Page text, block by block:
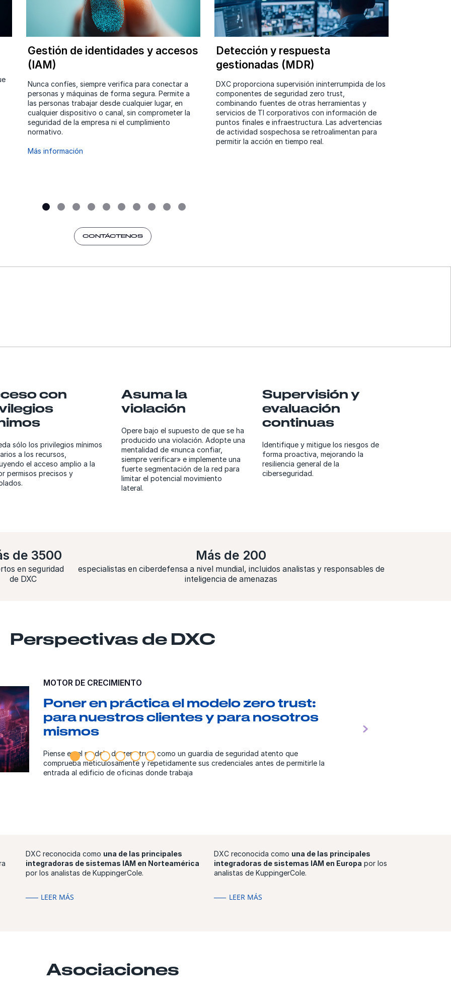
Gestión de identidades y accesos
(IAM)
Nunca confíes, siempre verifica para conectar a
personas y máquinas de forma segura. Permite a
las personas trabajar desde cualquier lugar, en
cualquier dispositivo o canal, sin comprometer la
seguridad de la empresa ni el cumplimiento
normativo.
Más información
Detección y respuesta
gestionadas (MDR)
DXC proporciona supervisión ininterrumpida de los
componentes de seguridad zero trust,
combinando fuentes de otras herramientas y
servicios de TI corporativos con información de
puntos finales e infraestructura. Las advertencias
de actividad sospechosa se retroalimentan para
permitir la acción en tiempo real.
CONTÁCTENOS
con
sólo los privilegios mínimos
a los recursos,
el acceso amplio a la
permisos precisos y
Asuma la
violación
Opere bajo el supuesto de que se ha
producido una violación. Adopte una
mentalidad de «nunca confiar,
siempre verificar» e implemente una
fuerte segmentación de la red para
limitar el potencial movimiento
lateral.
Supervisión y
evaluación
continuas
Identifique y mitigue los riesgos de
forma proactiva, mejorando la
resiliencia general de la
ciberseguridad.
de 3500
en seguridad
de DXC
Más de 200
especialistas en ciberdefensa a nivel mundial, incluidos analistas y responsables de
inteligencia de amenazas
Perspectivas de DXC
MOTOR DE CRECIMIENTO
Poner en práctica el modelo zero trust:
para nuestros clientes y para nosotros
mismos
Piense en el modelo de zero trust como un guardia de seguridad atento que
comprueba meticulosamente y repetidamente sus credenciales antes de permitirle la
entrada al edificio de oficinas donde trabaja
Next
DXC reconocida como una de las principales
integradoras de sistemas IAM en Norteamérica
por los analistas de KuppingerCole.
LEER MÁS
DXC reconocida como una de las principales
integradoras de sistemas IAM en Europa por los
analistas de KuppingerCole.
LEER MÁS
Asociaciones